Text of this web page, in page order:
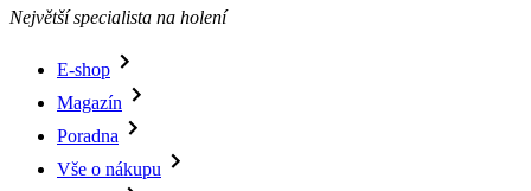
Největší specialista na holení
E-shop
Magazín
Poradna
Vše o nákupu